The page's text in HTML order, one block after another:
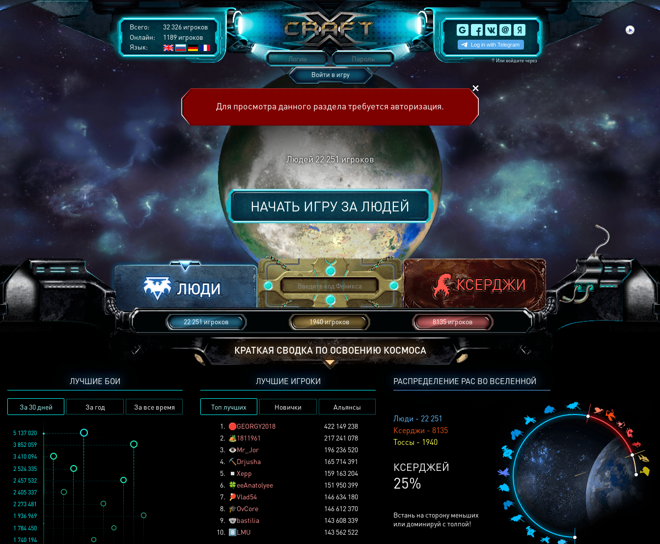
Всего:
32 326 игроков
Онлайн:
1189 игроков
Язык:
↑Или войдите через
Войти в игру
Для просмотра данного раздела требуется авторизация.
Людей 22 251 игроков
НАЧАТЬ ИГРУ ЗАЛЮДЕЙ
22 251 игроков 1940 игроков 8135 игроков
КРАТКАЯ СВОДКА ПО ОСВОЕНИЮ КОСМОСА
РАСПРЕДЕЛЕНИЕ РАС ВО ВСЕЛЕННОЙ
Люди - 22 251
Ксерджи - 8135
Тоссы - 1940
ТОССОВ
6%
Встань на сторону меньших
или доминируй с толпой!
ЛУЧШИЕ БОИ
За 30 дней За год За все время
1 936 969
3 852 059
2 457 532
1 784 450
2 273 481
1 740 194
5 137 020
2 524 335
2 405 337
3 410 094
ЛУЧШИЕ ИГРОКИ
Топ лучших Новички Альянсы
1. 🛑GEORGY2018
422 149 238
2. 🏕️1811961
217 241 078
3. 👁️Mr_Jor
196 236 520
4. ⛏️ Drjusha
165 714 391
5.
◽ Xepp
159 163 204
6. 🍀eeAnatolyee
151 950 399
7.
🏓Vlad54
146 634 180
8. 🎓OvCore
146 612 370
9. 🐨bastilia
143 608 339
10. 8️⃣LMU 143 562 522